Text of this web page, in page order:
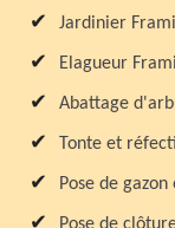
Jardinier
Elagueur
Abattage
Tonte et
Pose de